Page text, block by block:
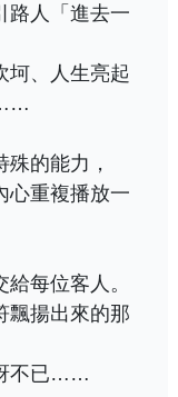
路人「進去一
坷、人生亮起
……
的能力，
心重複播放一
每位客人。
飄揚出來的那
不已……